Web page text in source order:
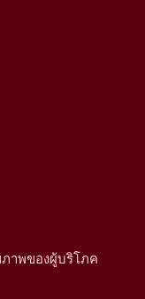
าพของผู้บริโภค